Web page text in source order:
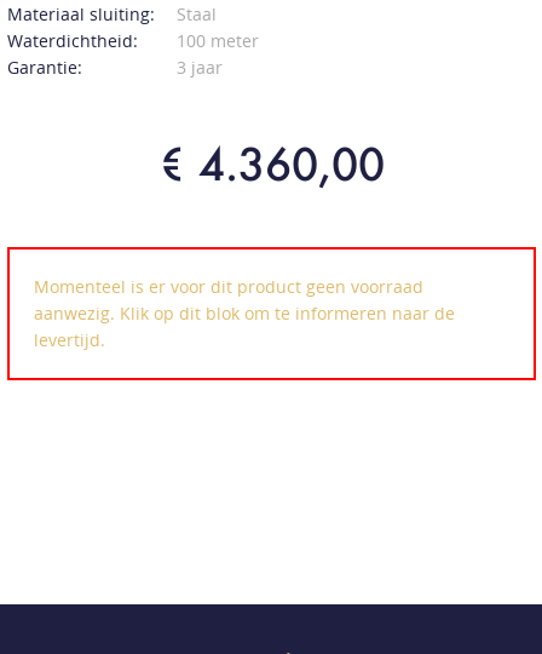
Materiaal sluiting:
Staal
Waterdichtheid:
100 meter
Garantie:
3 jaar
€ 4.360,00
Momenteel is er voor dit product geen voorraad
aanwezig. Klik op dit blok om te informeren naar de
levertijd.